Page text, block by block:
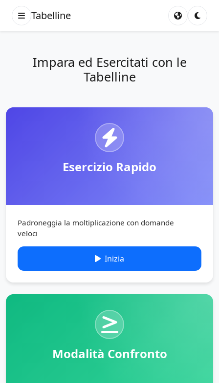
Tabelline
Impara ed Esercitati con le
Tabelline
Esercizio Rapido
Padroneggia la moltiplicazione con domande
veloci
Inizia
Modalità Confronto